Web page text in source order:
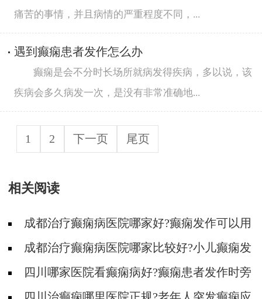
痛苦的事情，并且病情的严重程度不同，...
遇到癫痫患者发作怎么办
癫痫是会不分时长场所就病发得疾病，多以说，该
疾病会多久病发一次，是没有非常准确地...
1 2 下一页 尾页
相关阅读
成都治疗癫痫病医院哪家好?癫痫发作可以用
哪些药物急救?
成都治疗癫痫病医院哪家比较好?小儿癫痫发
作会导致死亡吗?
四川哪家医院看癫痫病好?癫痫患者发作时旁